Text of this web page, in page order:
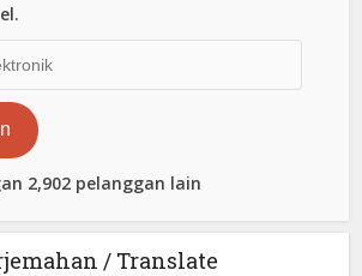
2,902 pelanggan lain
/ Translate